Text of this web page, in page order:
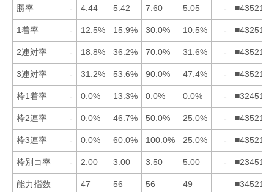
勝率 —- 4.44 5.42 7.60 5.05 —- ■435216
1着率 —- 12.5% 15.9% 30.0% 10.5% —- ■432516
2連対率 —- 18.8% 36.2% 70.0% 31.6% —- ■435216
3連対率 —- 31.2% 53.6% 90.0% 47.4% —- ■435216
枠1着率 —- 0.0% 13.3% 0.0% 0.0% —- ■324516
枠2連率 —- 0.0% 46.7% 50.0% 25.0% —- ■435216
枠3連率 —- 0.0% 60.0% 100.0% 25.0% —- ■435216
枠別コ率 —- 2.00 3.00 3.50 5.00 —- ■234516
能力指数 — 47 56 56 49 — ■345216